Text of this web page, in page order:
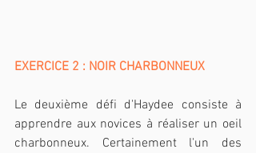
EXERCICE 2 : NOIR CHARBONNEUX
Le deuxième défi d'Haydee consiste à
apprendre aux novices à réaliser un oeil
charbonneux. Certainement l'un des